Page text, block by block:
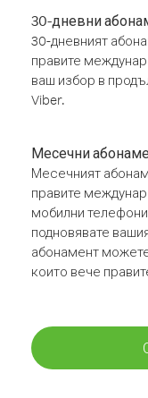
30-дневни
30-дневният
правите
ваш избор в
Viber.
Месечни
Месечният
правите
мобилни телефони
подновявате
абонамент
които вече